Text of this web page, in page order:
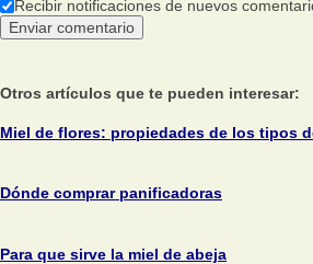
Recibir notificaciones de nuevos
Otros artículos que te pueden interesar:
Miel de flores: propiedades de los tipos
Dónde comprar panificadoras
Para que sirve la miel de abeja